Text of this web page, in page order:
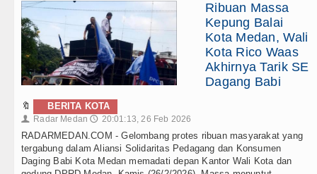
Ribuan Massa
Kepung Balai
Kota Medan, Wali
Kota Rico Waas
Akhirnya Tarik SE
Dagang Babi
🔖 BERITA KOTA
👤 Radar Medan 🕔 20:01:13, 26 Feb 2026
RADARMEDAN.COM - Gelombang protes ribuan masyarakat yang
tergabung dalam Aliansi Solidaritas Pedagang dan Konsumen
Daging Babi Kota Medan memadati depan Kantor Wali Kota dan